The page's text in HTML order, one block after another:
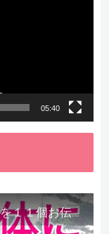
05:40
今年最後に来年気をつけたいことを１１個お伝えします。